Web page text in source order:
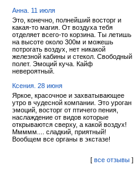
Анна. 11 июля
Это, конечно, полнейший восторг и
какая-то магия. От воздуха тебя
отделяет всего-то корзина. Ты летишь
на высоте около 300м и можешь
потрогать воздух, нет никакой
железной кабины и стекол. Свободный
полет. Эмоций куча. Кайф
невероятный.
Ксения. 28 июня
Яркое, красочное и захватывающее
утро в чудесной компании. Это уроган
эмоций, восторг от птичего пения,
наслаждение от видов которые
открываются сверху, а какой воздух!
Ммммм.... сладкий, приятный!
Вообщем все органы в экстазе!
[ все отзывы ]